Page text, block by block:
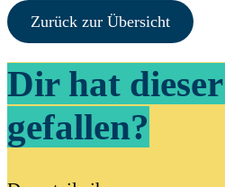
Zurück zur Übersicht
Dir hat
gefallen?